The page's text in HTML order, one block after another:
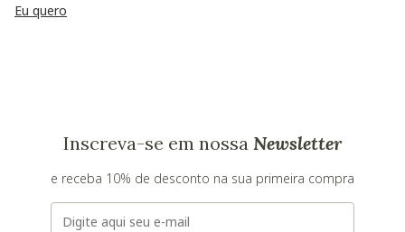
Eu quero
Inscreva-se em nossa Newsletter
e receba 10% de desconto na sua primeira compra
E-mail